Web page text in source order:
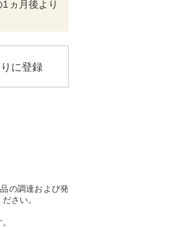
ヵ月後より
に登録
の調達および発
さい。